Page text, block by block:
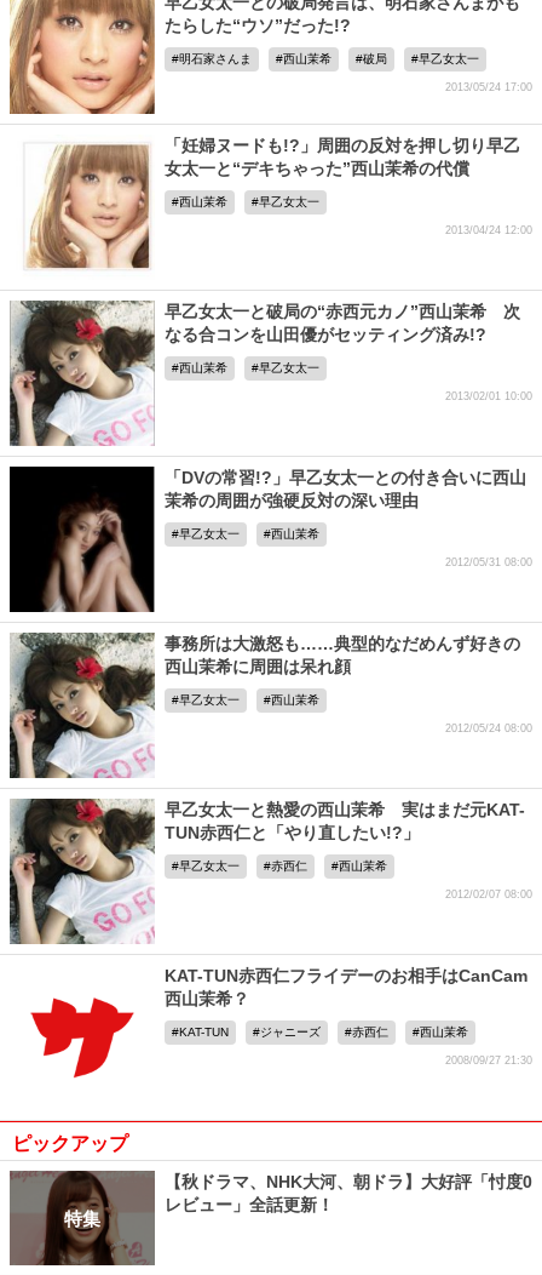
たらした“ウソ”だった!?
明石家さんま 西山茉希 破局 早乙女太一
2013/05/24 17:00
「妊婦ヌードも!?」周囲の反対を押し切り早乙
女太一と“デキちゃった”西山茉希の代償
西山茉希 早乙女太一
2013/04/24 12:00
早乙女太一と破局の“赤西元カノ”西山茉希 次
なる合コンを山田優がセッティング済み!?
西山茉希 早乙女太一
2013/02/01 10:00
「DVの常習!?」早乙女太一との付き合いに西山
茉希の周囲が強硬反対の深い理由
早乙女太一 西山茉希
2012/05/31 08:00
事務所は大激怒も……典型的なだめんず好きの
西山茉希に周囲は呆れ顔
早乙女太一 西山茉希
2012/05/24 08:00
早乙女太一と熱愛の西山茉希 実はまだ元KAT-
TUN赤西仁と「やり直したい!?」
早乙女太一 赤西仁 西山茉希
2012/02/07 08:00
KAT-TUN赤西仁フライデーのお相手はCanCam
西山茉希？
KAT-TUN ジャニーズ 赤西仁 西山茉希
2008/09/27 21:30
ピックアップ
特集
【秋ドラマ、NHK大河、朝ドラ】大好評「忖度0
レビュー」全話更新！